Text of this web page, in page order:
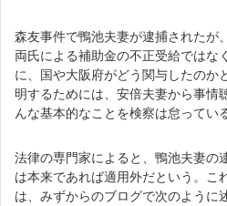
森友事件で鴨池夫妻が逮捕されたが
両氏による補助金の不正受給ではな
に、国や大阪府がどう関与したのか
明するためには、安倍夫妻から事情
んな基本的なことを検察は怠ってい
法律の専門家によると、鴨池夫妻の
は本来であれば適用外だという。こ
は、みずからのブログで次のように